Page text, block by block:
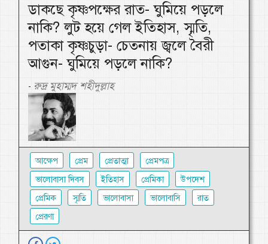
ডাকছে কৃষ্ণপক্ষের রাত- ঘুমিয়ে পড়লে
নাকি? লুট হয়ে গেল ইতিহাস, স্মৃতি,
পতাকা কৃষ্ণচুড়া- চেতনায় জ্বলে বৈরী
আগুন- ঘুমিয়ে পড়লে নাকি?
- রুদ্র মুহাম্মদ শহীদুল্লাহ
আক্ষেপ প্রেম প্রেতাত্মা
প্রেমপত্র
ভালোবাসা দিবস
ইতিহাস প্রেমিকা
উপদেশ
প্রেমিক
স্মৃতি ভালোবাসা ভালোবাসি
রাত
প্রেরণা